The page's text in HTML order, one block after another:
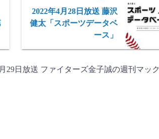
2022年4月28日放送 藤沢
健太「スポーツデータベ
ース」
29日放送 ファイターズ金子誠の週刊マック